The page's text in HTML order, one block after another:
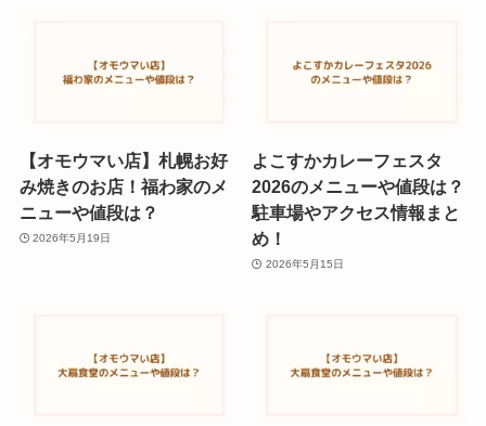
【オモウマい店】札幌お好
み焼きのお店！福わ家のメ
ニューや値段は？
2026年5月19日
よこすかカレーフェスタ
2026のメニューや値段は？
駐車場やアクセス情報まと
め！
2026年5月15日